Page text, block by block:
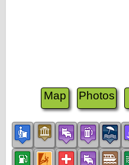
Map Photos